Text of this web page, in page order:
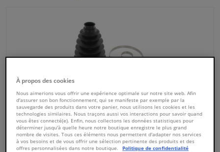
Refroidissement & chauffage
Pièces moteur & accessoires
Filtres & liquides
Bagages & transport
Fenêtres & accessoires
À propos des cookies
Nous aimerions vous offrir une expérience optimale sur notre site web. Afin
d'assurer son bon fonctionnement, qui se manifeste par exemple par la
sauvegarde des produits dans votre panier, nous utilisons les cookies et les
technologies similaires. Nous traçons aussi vos interactions pour savoir quand
vous êtes connecté(e). Enfin, nous collectons les données statistiques pour
déterminer jusqu'à quelle heure notre boutique enregistre le plus grand
nombre de visites. Tous ces éléments nous permettent d'adapter nos services
à vos besoins et de vous offrir une sélection pertinente des produits et des
offres personnalisées dans notre boutique.
Politique de confidentialité